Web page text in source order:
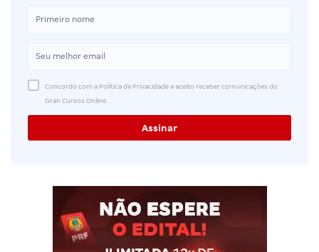
Concordo com a Política de Privacidade e aceito receber comunicações do
Gran Cursos Online.